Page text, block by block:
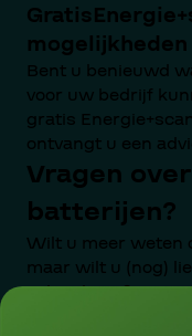
mogelijkheden
Bent u benieuwd
voor uw bedrijf
gratis
ontvangt u een
Vragen
batterijen?
Wilt u meer weten
maar wilt u (nog)
achterlaten?